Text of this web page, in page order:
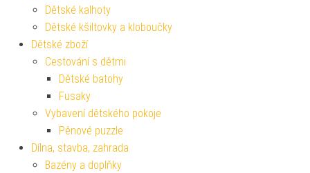
Dětské kalhoty
Dětské kšiltovky a kloboučky
Dětské zboží
Cestování s dětmi
Dětské batohy
Fusaky
Vybavení dětského pokoje
Pěnové puzzle
Dílna, stavba, zahrada
Bazény a doplňky